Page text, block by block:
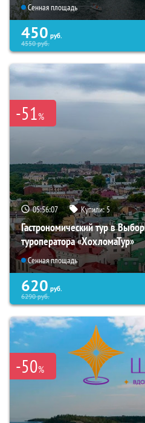
Сенная площадь
450 руб.
4550руб.
-51%
05:56:06 Купили:5
Гастрономический тур в
туроператора «ХохломаТур»
Сенная площадь
620 руб.
6290руб.
-50%